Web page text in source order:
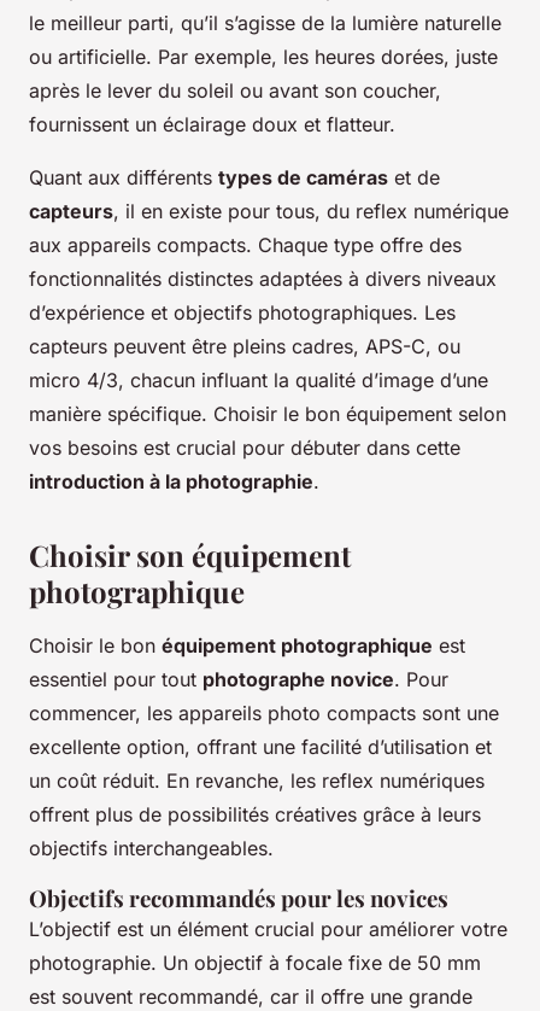
le meilleur parti, qu’il s’agisse de la lumière naturelle
ou artificielle. Par exemple, les heures dorées, juste
après le lever du soleil ou avant son coucher,
fournissent un éclairage doux et flatteur.
Quant aux différents types de caméras et de
capteurs, il en existe pour tous, du reflex numérique
aux appareils compacts. Chaque type offre des
fonctionnalités distinctes adaptées à divers niveaux
d’expérience et objectifs photographiques. Les
capteurs peuvent être pleins cadres, APS-C, ou
micro 4/3, chacun influant la qualité d’image d’une
manière spécifique. Choisir le bon équipement selon
vos besoins est crucial pour débuter dans cette
introduction à la photographie.
Choisir son équipement
photographique
Choisir le bon équipement photographique est
essentiel pour tout photographe novice. Pour
commencer, les appareils photo compacts sont une
excellente option, offrant une facilité d’utilisation et
un coût réduit. En revanche, les reflex numériques
offrent plus de possibilités créatives grâce à leurs
objectifs interchangeables.
Objectifs recommandés pour les novices
L’objectif est un élément crucial pour améliorer votre
photographie. Un objectif à focale fixe de 50 mm
est souvent recommandé, car il offre une grande